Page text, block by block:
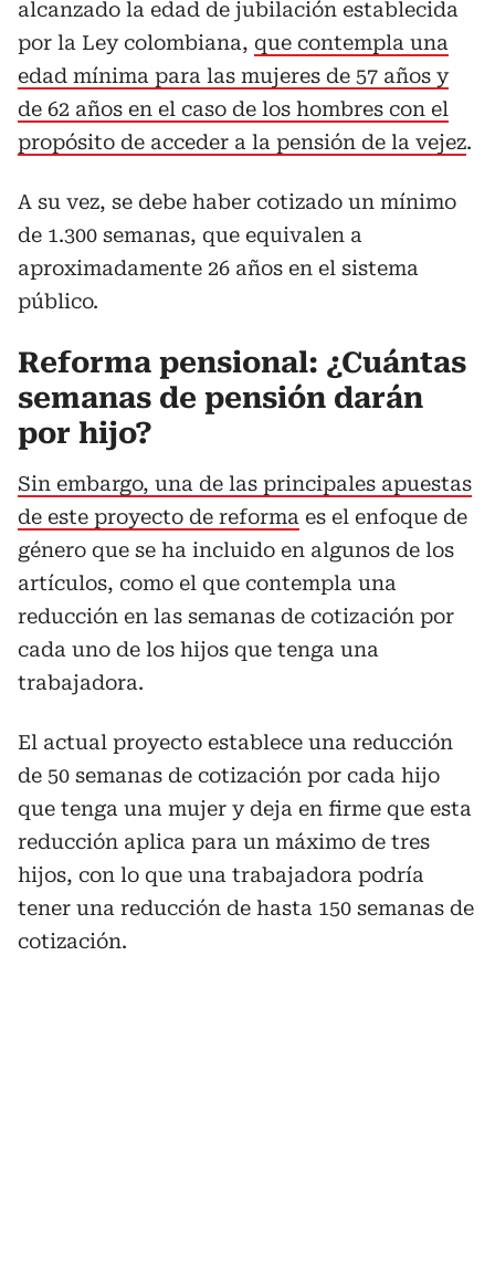
alcanzado la edad de jubilación establecida
por la Ley colombiana, que contempla una
edad mínima para las mujeres de 57 años y
de 62 años en el caso de los hombres con el
propósito de acceder a la pensión de la vejez.
A su vez, se debe haber cotizado un mínimo
de 1.300 semanas, que equivalen a
aproximadamente 26 años en el sistema
público.
Reforma pensional: ¿Cuántas
semanas de pensión darán
por hijo?
Sin embargo, una de las principales apuestas
de este proyecto de reforma es el enfoque de
género que se ha incluido en algunos de los
artículos, como el que contempla una
reducción en las semanas de cotización por
cada uno de los hijos que tenga una
trabajadora.
El actual proyecto establece una reducción
de 50 semanas de cotización por cada hijo
que tenga una mujer y deja en firme que esta
reducción aplica para un máximo de tres
hijos, con lo que una trabajadora podría
tener una reducción de hasta 150 semanas de
cotización.